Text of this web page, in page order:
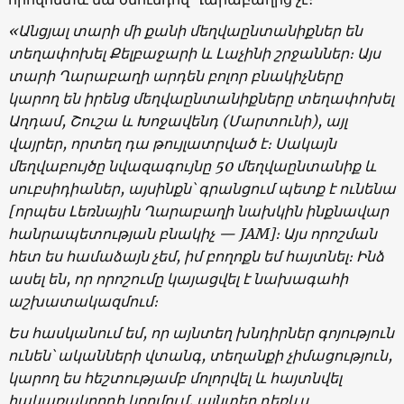
«Անցյալ տարի մի քանի մեղվաընտանիքներ են
տեղափոխել Քելբաջարի և Լաչինի շրջաններ։ Այս
տարի Ղարաբաղի արդեն բոլոր բնակիչները
կարող են իրենց մեղվաընտանիքները տեղափոխել
Աղդամ, Շուշա և Խոջավենդ (Մարտունի), այլ
վայրեր, որտեղ դա թույլատրված է։ Սակայն
մեղվաբույծը նվազագույնը 50 մեղվաընտանիք և
սուբսիդիաներ, այսինքն՝ գրանցում պետք է ունենա
[որպես Լեռնային Ղարաբաղի նախկին ինքնավար
հանրապետության բնակիչ — JAM]։ Այս որոշման
հետ ես համաձայն չեմ, իմ բողոքն եմ հայտնել։ Ինձ
ասել են, որ որոշումը կայացվել է նախագահի
աշխատակազմում։
Ես հասկանում եմ, որ այնտեղ խնդիրներ գոյություն
ունեն՝ ականների վտանգ, տեղանքի չիմացություն,
կարող ես հեշտությամբ մոլորվել և հայտնվել
հակառակորդի կողմում, այնտեղ դեռևս